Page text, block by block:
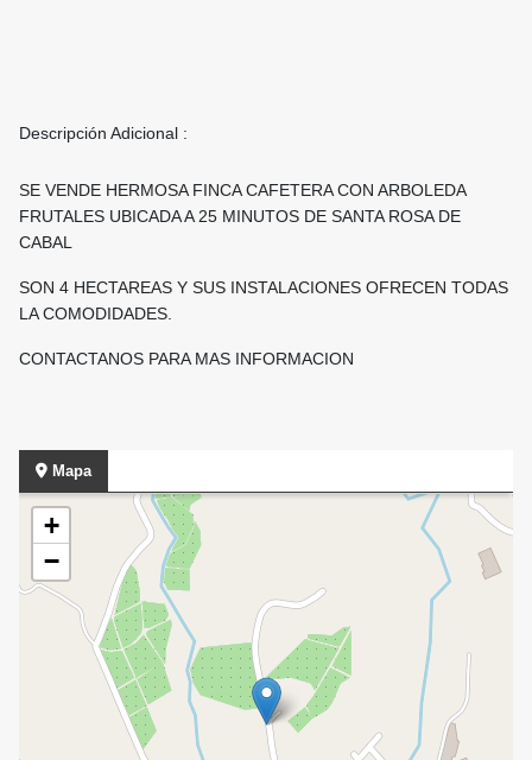
Descripción Adicional :
SE VENDE HERMOSA FINCA CAFETERA CON ARBOLEDA
FRUTALES UBICADA A 25 MINUTOS DE SANTA ROSA DE
CABAL
SON 4 HECTAREAS Y SUS INSTALACIONES OFRECEN TODAS
LA COMODIDADES.
CONTACTANOS PARA MAS INFORMACION
Mapa
+
−